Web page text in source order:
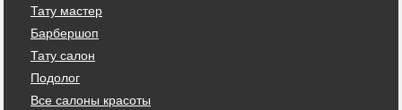
Тату мастер
Барбершоп
Тату салон
Подолог
Все салоны красоты